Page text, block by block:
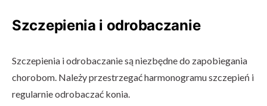
Szczepienia i odrobaczanie
Szczepienia i odrobaczanie są niezbędne do zapobiegania
chorobom. Należy przestrzegać harmonogramu szczepień i
regularnie odrobaczać konia.